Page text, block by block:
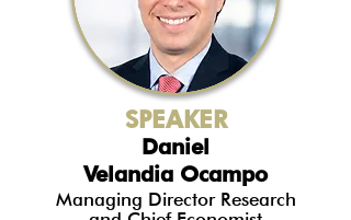
SPEAKER
Daniel
Velandia Ocampo
Managing Director Research